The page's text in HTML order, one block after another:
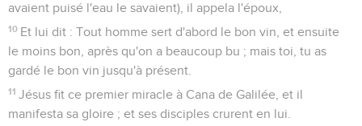
avaient puisé l'eau le savaient), il appela l'époux,
10 Et lui dit : Tout homme sert d'abord le bon vin, et ensuite
le moins bon, après qu'on a beaucoup bu ; mais toi, tu as
gardé le bon vin jusqu'à présent.
11 Jésus fit ce premier miracle à Cana de Galilée, et il
manifesta sa gloire ; et ses disciples crurent en lui.